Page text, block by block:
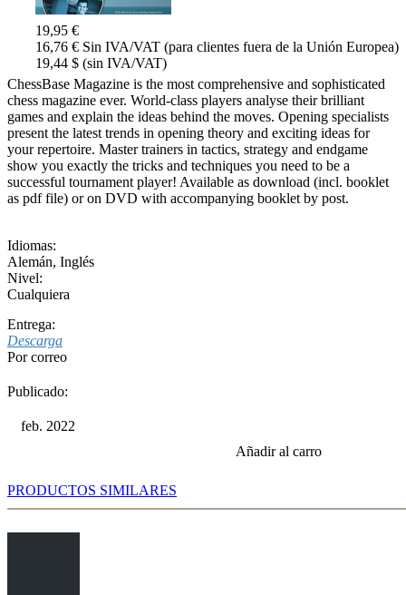
19,95 €
16,76 € Sin IVA/VAT (para clientes fuera de la Unión Europea)
19,44 $ (sin IVA/VAT)
ChessBase Magazine is the most comprehensive and sophisticated
chess magazine ever. World-class players analyse their brilliant
games and explain the ideas behind the moves. Opening specialists
present the latest trends in opening theory and exciting ideas for
your repertoire. Master trainers in tactics, strategy and endgame
show you exactly the tricks and techniques you need to be a
successful tournament player! Available as download (incl. booklet
as pdf file) or on DVD with accompanying booklet by post.
Idiomas:
Alemán, Inglés
Nivel:
Cualquiera
Entrega:
Descarga
Por correo
Publicado:
feb. 2022
Añadir al carro
PRODUCTOS SIMILARES